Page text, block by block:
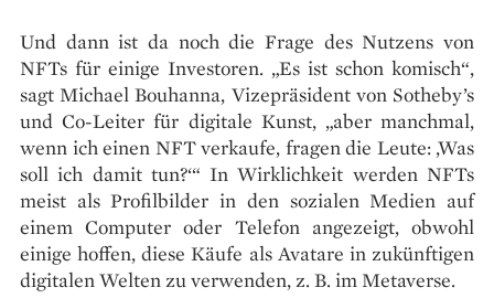
Und dann ist da noch die Frage des Nutzens von
NFTs für einige Investoren. „Es ist schon komisch“,
sagt Michael Bouhanna, Vizepräsident von Sotheby’s
und Co-Leiter für digitale Kunst, „aber manchmal,
wenn ich einen NFT verkaufe, fragen die Leute: ‚Was
soll ich damit tun?‘“ In Wirklichkeit werden NFTs
meist als Profilbilder in den sozialen Medien auf
einem Computer oder Telefon angezeigt, obwohl
einige hoffen, diese Käufe als Avatare in zukünftigen
digitalen Welten zu verwenden, z. B. im Metaverse.